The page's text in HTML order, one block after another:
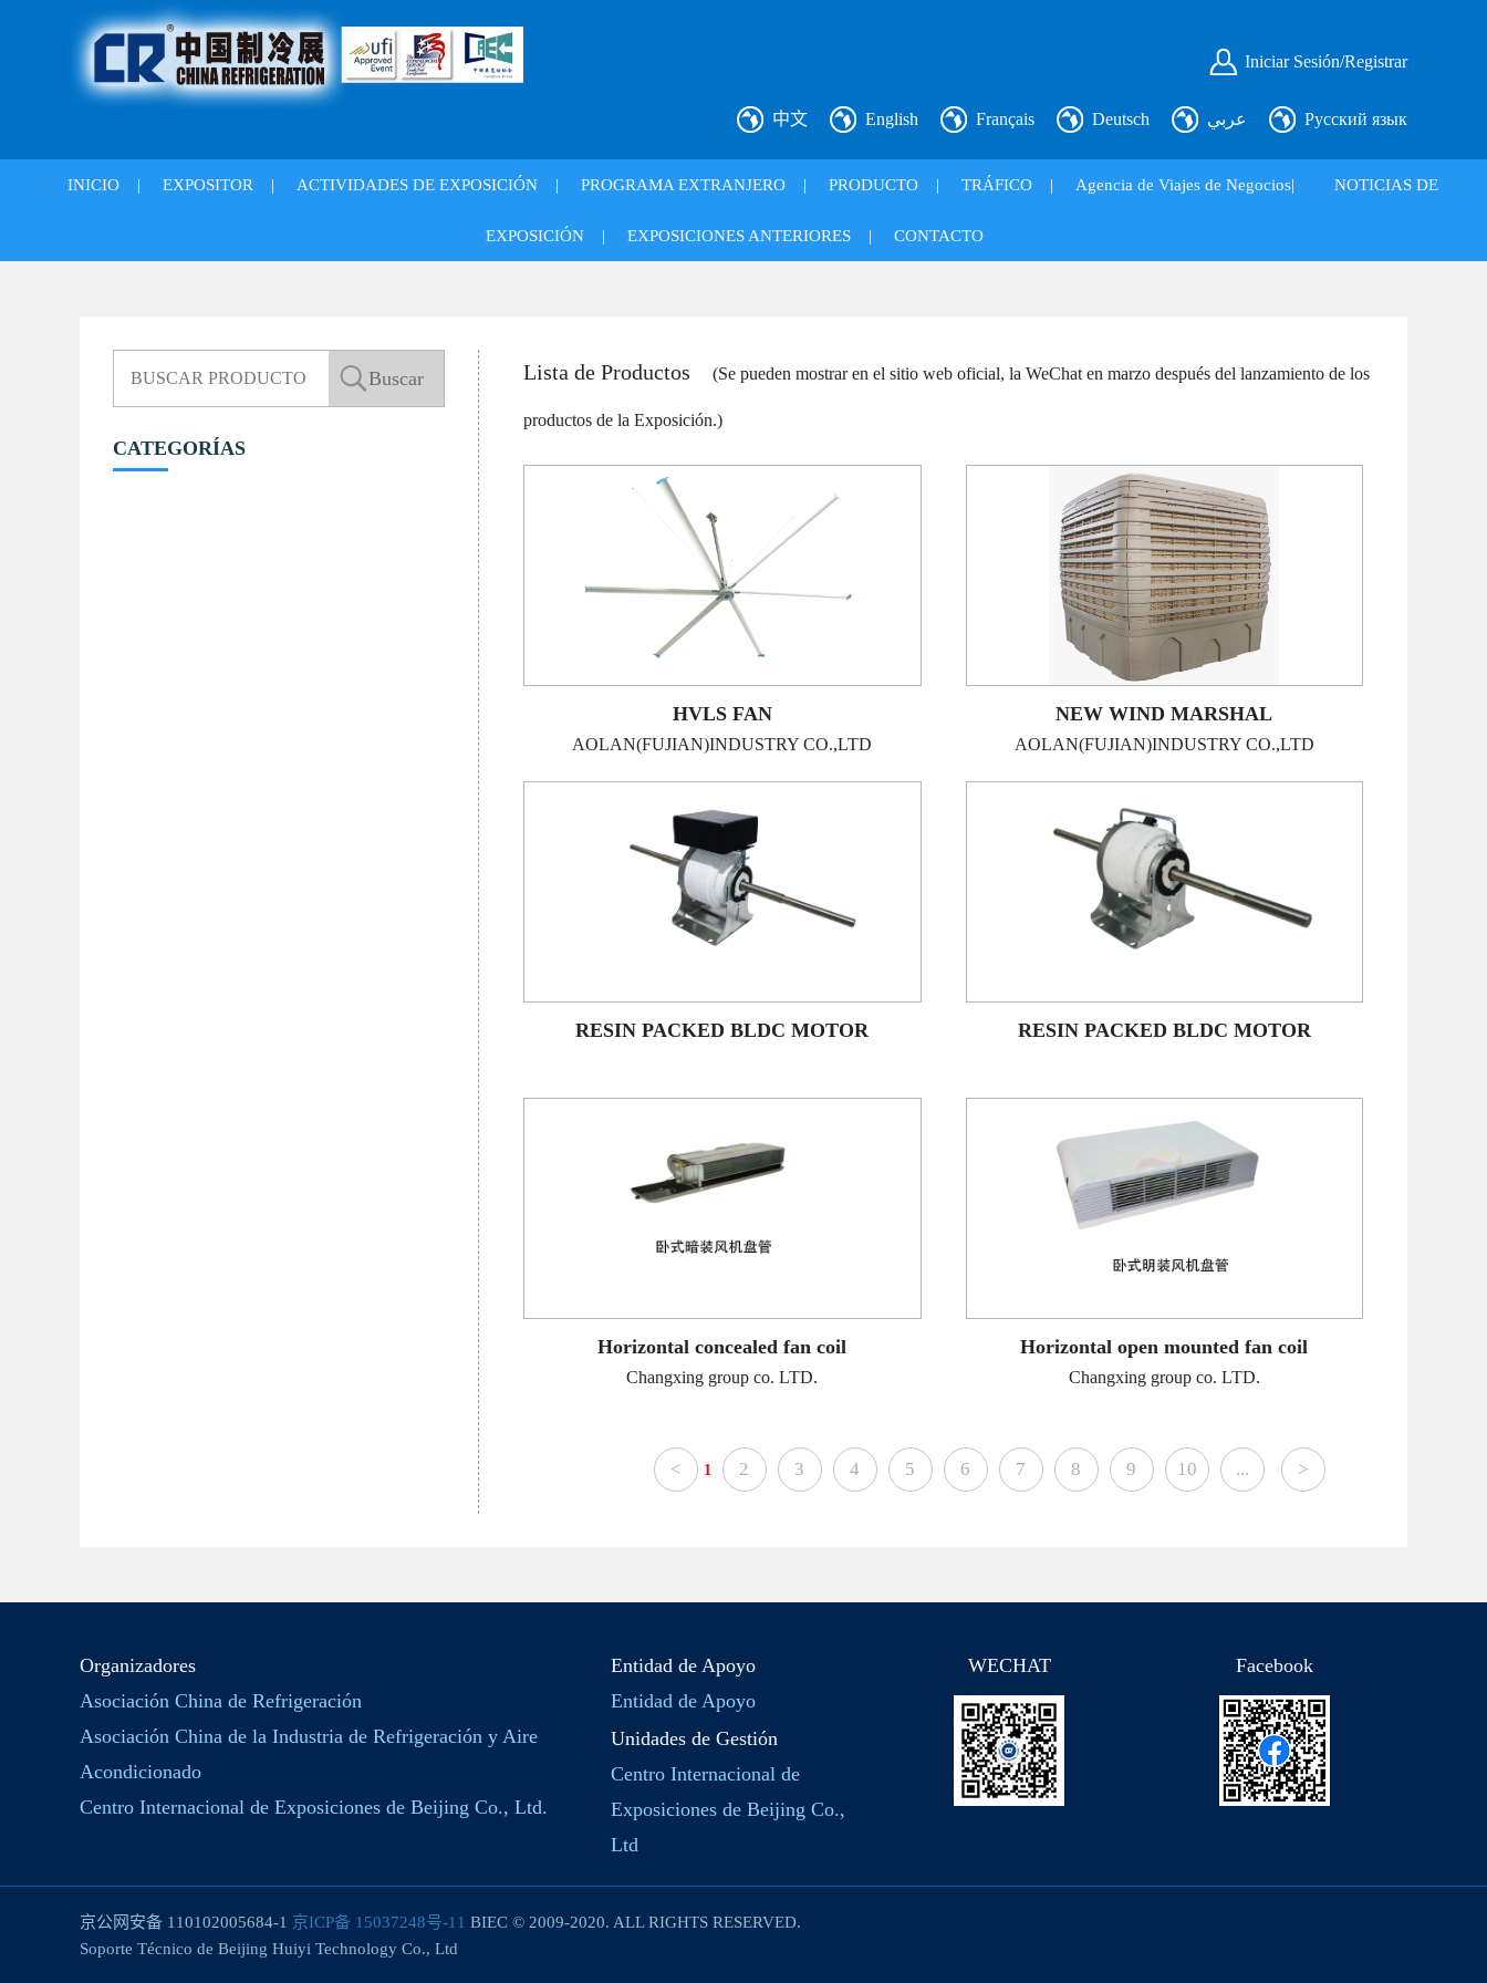
Iniciar Sesión/Registrar
中文 English Français Deutsch عربي Русский язык
INICIO | EXPOSITOR | ACTIVIDADES DE EXPOSICIÓN | PROGRAMA EXTRANJERO | PRODUCTO | TRÁFICO | Agencia de Viajes de Negocios| NOTICIAS DE
EXPOSICIÓN | EXPOSICIONES ANTERIORES | CONTACTO
CATEGORÍAS
Lista de Productos (Se pueden mostrar en el sitio web oficial, la WeChat en marzo después del lanzamiento de los
productos de la Exposición.)
HVLS FAN
AOLAN(FUJIAN)INDUSTRY CO.,LTD
NEW WIND MARSHAL
AOLAN(FUJIAN)INDUSTRY CO.,LTD
RESIN PACKED BLDC MOTOR RESIN PACKED BLDC MOTOR
Horizontal concealed fan coil
Changxing group co. LTD.
Horizontal open mounted fan coil
Changxing group co. LTD.
< 1 2 3 4 5 6 7 8 9 10 ... >
Organizadores
Asociación China de Refrigeración
Asociación China de la Industria de Refrigeración y Aire
Acondicionado
Centro Internacional de Exposiciones de Beijing Co., Ltd.
Entidad de Apoyo
Entidad de Apoyo
Unidades de Gestión
Centro Internacional de
Exposiciones de Beijing Co.,
Ltd
WECHAT Facebook
京公网安备 110102005684-1 京ICP备 15037248号-11 BIEC © 2009-2020. ALL RIGHTS RESERVED.
Soporte Técnico de Beijing Huiyi Technology Co., Ltd